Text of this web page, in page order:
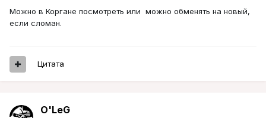
Можно в Коргане посмотреть или можно обменять на новый,
если сломан.
Цитата
O'LeG